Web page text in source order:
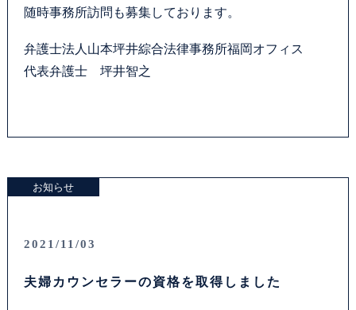
随時事務所訪問も募集しております。
弁護士法人山本坪井綜合法律事務所福岡オフィス
代表弁護士 坪井智之
お知らせ
2021/11/03
夫婦カウンセラーの資格を取得しました